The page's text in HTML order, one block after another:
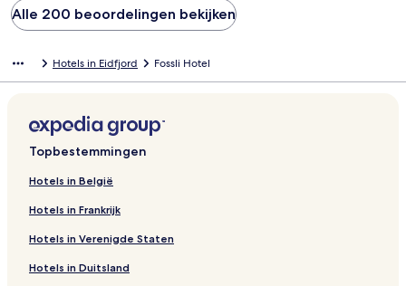
Alle 200 beoordelingen bekijken
Hotels in Eidfjord Fossli Hotel
Topbestemmingen
Hotels in België
Hotels in Frankrijk
Hotels in Verenigde Staten
Hotels in Duitsland